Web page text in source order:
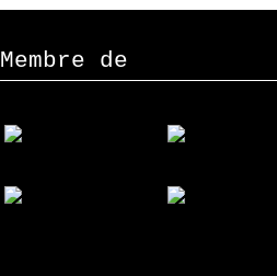
Membre de